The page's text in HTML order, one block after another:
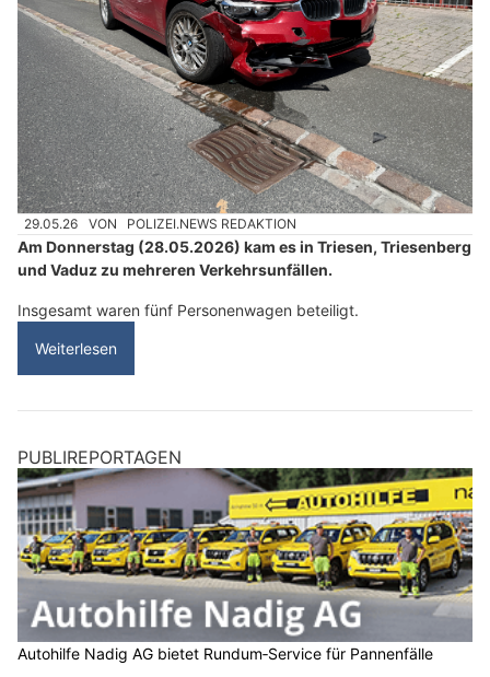
29.05.26 VON POLIZEI.NEWS REDAKTION
Am Donnerstag (28.05.2026) kam es in Triesen, Triesenberg
und Vaduz zu mehreren Verkehrsunfällen.
Insgesamt waren fünf Personenwagen beteiligt.
Weiterlesen
PUBLIREPORTAGEN
Autohilfe Nadig AG bietet Rundum‑Service für Pannenfälle